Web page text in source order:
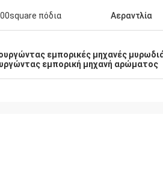
πόδια Αεραντλία
εμπορικές μηχανές
εμπορική μηχανή αρώματος